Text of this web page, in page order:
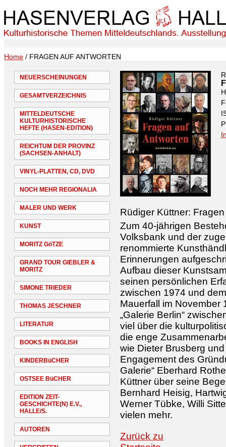
Home / FRAGEN AUF ANTWORTEN
NEUERSCHEINUNGEN
GESAMTVERZEICHNIS
MITTELDEUTSCHE
KULTURHISTORISCHE
HEFTE (HASEN-EDITION)
REICHTUM DER PROVINZ
(SACHSEN-ANHALT)
VINYL-PLATTEN, CD, DVD
NOCH MEHR REGIONALIA
MALER UND WERK
KUNST
MORITZ GöTZE
GRAND TOUR GIEBLER &
MORITZ
SIMONE TRIEDER
THOMAS JESCHNER
LITERATUR
BOOKS IN ENGLISH
KINDERBüCHER
OSTSEE BüCHER
EDITION ZEIT-
GESCHICHTE(N) E.V.,
HALLE/S.
AUTOREN
Rüdiger Küttner:
Zum 40-jährigen
Volksbank und der
renommierte
Erinnerungen
Aufbau dieser
seinen persönlichen
zwischen 1974 und dem
Mauerfall im November
„Galerie Berlin“
viel über die
die enge
wie Dieter Brusberg
Engagement des
Galerie“ Eberhard
Küttner über seine
Bernhard Heisig,
Werner Tübke, Willi
vielen mehr.
Zurück zu